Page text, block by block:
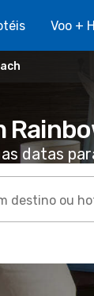
Voo +
datas
destino ou